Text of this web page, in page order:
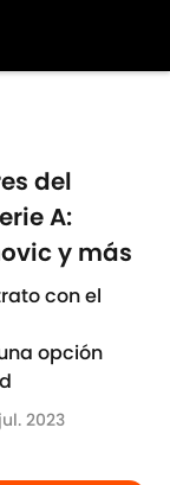
del
A:
y más
con el
opción
2023